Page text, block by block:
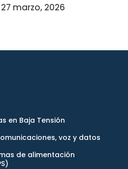
27 marzo, 2026
en Baja Tensión
voz y datos
de alimentación